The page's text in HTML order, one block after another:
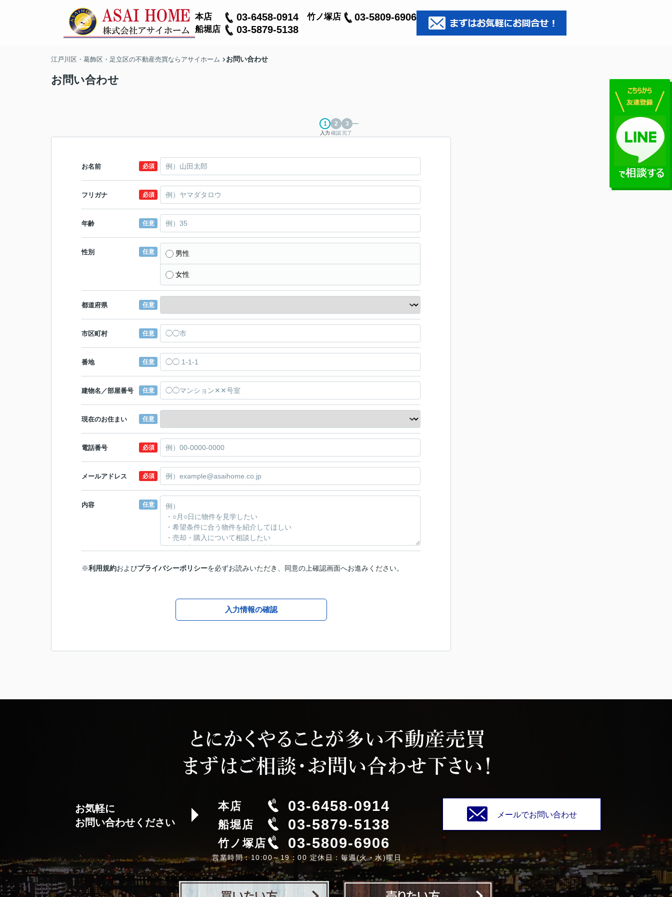
本店 03-6458-0914 竹ノ塚店 03-5809-6906
船堀店 03-5879-5138
江戸川区・葛飾区・足立区の不動産売買ならアサイホーム お問い合わせ
お問い合わせ
入力 確認完了
お名前 必須
フリガナ 必須
年齢 任意
性別 任意 男性
女性
都道府県 任意
市区町村 任意
番地 任意
建物名／部屋番号 任意
現在のお住まい 任意
電話番号 必須
メールアドレス 必須
内容 任意
※利用規約およびプライバシーポリシーを必ずお読みいただき、同意の上確認画面へお進みください。
入力情報の確認
お気軽に
お問い合わせください
本店 03-6458-0914
船堀店 03-5879-5138
竹ノ塚店 03-5809-6906
営業時間：10:00～19：00 定休日：毎週(火・水)曜日
メールでお問い合わせ